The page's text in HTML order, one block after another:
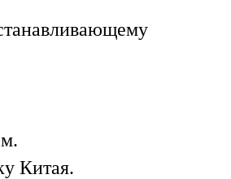
Китая.